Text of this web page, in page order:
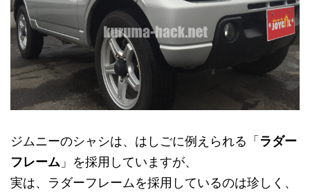
ジムニーのシャシは、はしごに例えられる「 ラダー
フレーム 」を採用していますが、
実は、ラダーフレームを採用しているのは珍しく、